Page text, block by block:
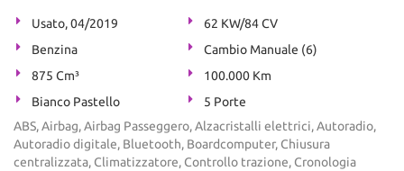
Usato, 04/2019
62 KW/84 CV
Benzina
Cambio Manuale (6)
875 Cm³
100.000 Km
Bianco Pastello
5 Porte
ABS, Airbag, Airbag Passeggero, Alzacristalli elettrici, Autoradio,
Autoradio digitale, Bluetooth, Boardcomputer, Chiusura
centralizzata, Climatizzatore, Controllo trazione, Cronologia